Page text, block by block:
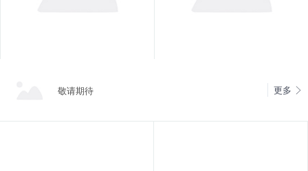
敬请期待 更多